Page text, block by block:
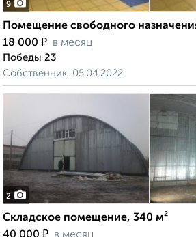
9
Помещение свободного
18 000 ₽ в месяц
Победы 23
Собственник, 05.04.2022
2
Складское помещение, 340 м²
₽